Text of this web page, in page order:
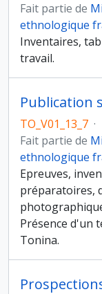
Fait partie de
ethnologique
Inventaires,
travail.
TO_V01_13_7 ·
Fait partie de
ethnologique
Epreuves,
préparatoires,
Présence d'un
Tonina.